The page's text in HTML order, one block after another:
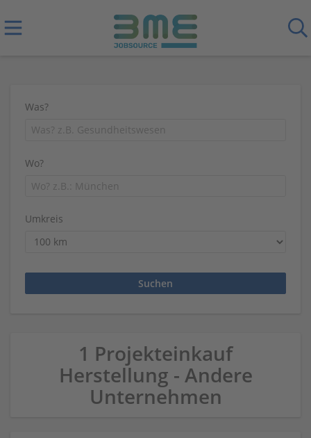
Was?
Wo?
Umkreis
1 Projekteinkauf
Herstellung - Andere
Unternehmen